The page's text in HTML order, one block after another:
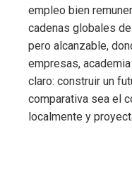
empleo bien
cadenas globales
pero alcanzable,
empresas,
claro: construir un
comparativa sea el
localmente y